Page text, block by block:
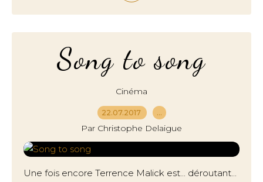
Song to song
Cinéma
22.07.2017 …
Par Christophe Delaigue
Une fois encore Terrence Malick est... déroutant...